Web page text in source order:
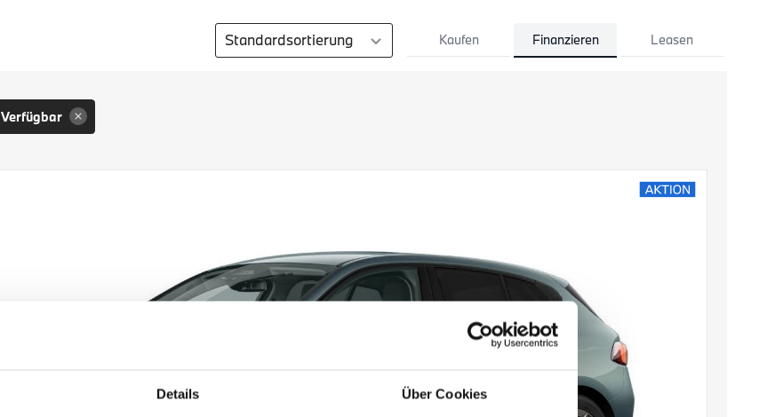
Details Über Cookies
Sortierung auswählen Kaufen Finanzieren Leasen
Verfügbar